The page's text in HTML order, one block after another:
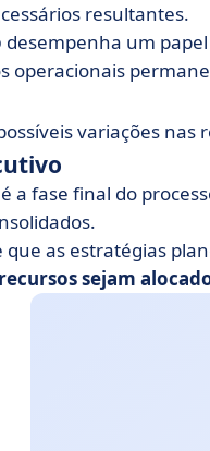
resultantes.
desempenha um
operacionais
variações
a fase final do
as estratégias
sejam